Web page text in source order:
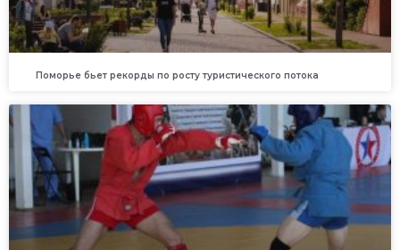
Поморье бьет рекорды по росту туристического потока